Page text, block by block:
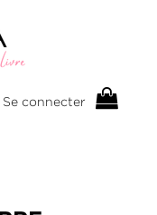
Se connecter